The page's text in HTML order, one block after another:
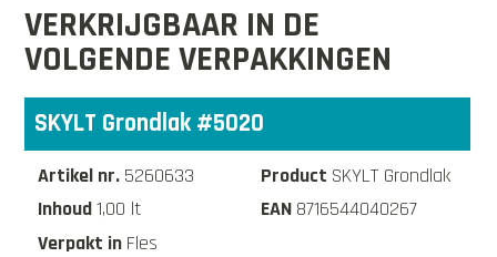
VERKRIJGBAAR IN DE
VOLGENDE VERPAKKINGEN
SKYLT Grondlak #5020
5260633
SKYLT Grondlak
1,00 lt
8716544040267
Fles